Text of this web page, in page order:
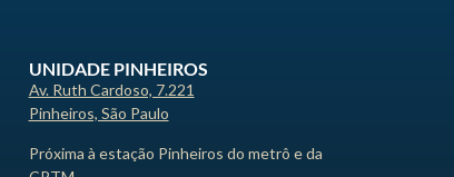
UNIDADE PINHEIROS
Av. Ruth Cardoso, 7.221
Pinheiros, São Paulo
Próxima à estação Pinheiros do metrô e da